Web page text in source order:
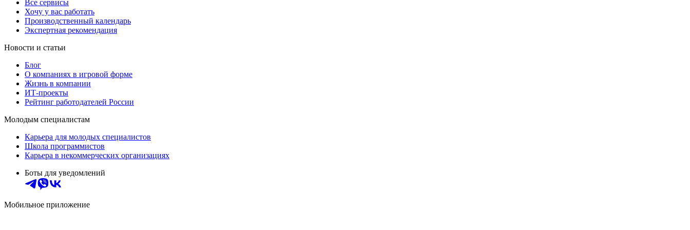
Все сервисы
Хочу у вас работать
Производственный календарь
Экспертная рекомендация
Новости и статьи
Блог
О компаниях в игровой форме
Жизнь в компании
ИТ-проекты
Рейтинг работодателей России
Молодым специалистам
Карьера для молодых специалистов
Школа программистов
Карьера в некоммерческих организациях
Боты для уведомлений
Мобильное приложение